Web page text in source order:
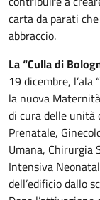
carta da parati
abbraccio.
La “Culla di
19 dicembre,
la nuova
di cura delle unità
Prenatale,
Umana, Chirurgia
Intensiva
dell’edificio dallo